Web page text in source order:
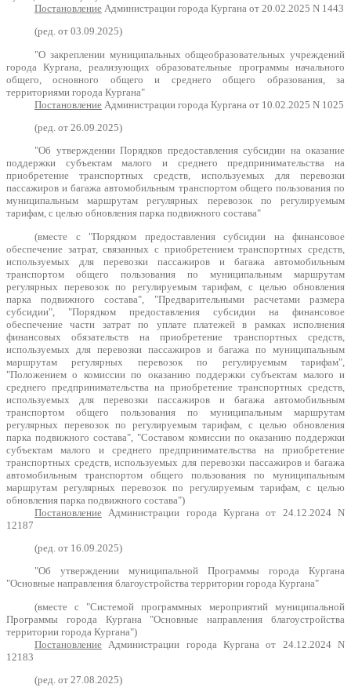
Постановление Администрации города Кургана от 20.02.2025 N 1443
(ред. от 03.09.2025)
"О закреплении муниципальных общеобразовательных учреждений
города Кургана, реализующих образовательные программы начального
общего, основного общего и среднего общего образования, за
территориями города Кургана"
Постановление Администрации города Кургана от 10.02.2025 N 1025
(ред. от 26.09.2025)
"Об утверждении Порядков предоставления субсидии на оказание
поддержки субъектам малого и среднего предпринимательства на
приобретение транспортных средств, используемых для перевозки
пассажиров и багажа автомобильным транспортом общего пользования по
муниципальным маршрутам регулярных перевозок по регулируемым
тарифам, с целью обновления парка подвижного состава"
(вместе с "Порядком предоставления субсидии на финансовое
обеспечение затрат, связанных с приобретением транспортных средств,
используемых для перевозки пассажиров и багажа автомобильным
транспортом общего пользования по муниципальным маршрутам
регулярных перевозок по регулируемым тарифам, с целью обновления
парка подвижного состава", "Предварительными расчетами размера
субсидии", "Порядком предоставления субсидии на финансовое
обеспечение части затрат по уплате платежей в рамках исполнения
финансовых обязательств на приобретение транспортных средств,
используемых для перевозки пассажиров и багажа по муниципальным
маршрутам регулярных перевозок по регулируемым тарифам",
"Положением о комиссии по оказанию поддержки субъектам малого и
среднего предпринимательства на приобретение транспортных средств,
используемых для перевозки пассажиров и багажа автомобильным
транспортом общего пользования по муниципальным маршрутам
регулярных перевозок по регулируемым тарифам, с целью обновления
парка подвижного состава", "Составом комиссии по оказанию поддержки
субъектам малого и среднего предпринимательства на приобретение
транспортных средств, используемых для перевозки пассажиров и багажа
автомобильным транспортом общего пользования по муниципальным
маршрутам регулярных перевозок по регулируемым тарифам, с целью
обновления парка подвижного состава")
Постановление Администрации города Кургана от 24.12.2024 N
12187
(ред. от 16.09.2025)
"Об утверждении муниципальной Программы города Кургана
"Основные направления благоустройства территории города Кургана"
(вместе с "Системой программных мероприятий муниципальной
Программы города Кургана "Основные направления благоустройства
территории города Кургана")
Постановление Администрации города Кургана от 24.12.2024 N
12183
(ред. от 27.08.2025)